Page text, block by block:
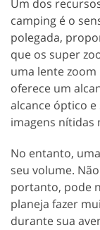
Um dos
camping é o
polegada,
que os super
uma lente
oferece um
alcance óptico
imagens nítidas
No entanto,
seu volume.
portanto, pode
planeja fazer
durante sua